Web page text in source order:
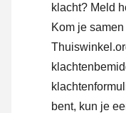
klacht? Meld
Kom je
bent, kun je